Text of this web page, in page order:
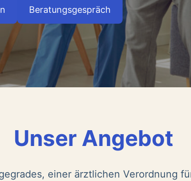
Beratungsgespräch
Unser Angebot
einer ärztlichen Verordnung